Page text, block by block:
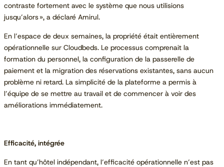
contraste fortement avec le système que nous utilisions
jusqu’alors », a déclaré Amirul.
En l’espace de deux semaines, la propriété était entièrement
opérationnelle sur Cloudbeds. Le processus comprenait la
formation du personnel, la configuration de la passerelle de
paiement et la migration des réservations existantes, sans aucun
problème ni retard. La simplicité de la plateforme a permis à
l’équipe de se mettre au travail et de commencer à voir des
améliorations immédiatement.
Efficacité, intégrée
En tant qu’hôtel indépendant, l’efficacité opérationnelle n’est pas